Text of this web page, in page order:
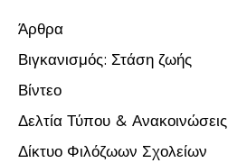
Άρθρα
Βιγκανισμός: Στάση ζωής
Βίντεο
Δελτία Τύπου & Ανακοινώσεις
Δίκτυο Φιλόζωων Σχολείων